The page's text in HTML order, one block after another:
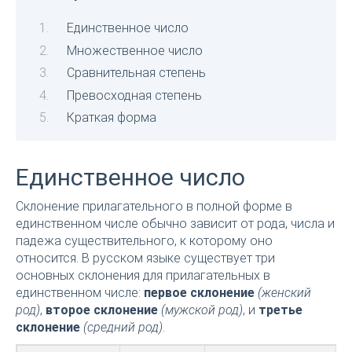
Единственное число
Множественное число
Сравнительная степень
Превосходная степень
Краткая форма
Единственное число
Склонение прилагательного в полной форме в
единственном числе обычно зависит от рода, числа и
падежа существительного, к которому оно
относится. В русском языке существует три
основных склонения для прилагательных в
единственном числе: первое склонение (женский
род), второе склонение (мужской род), и третье
склонение (средний род).